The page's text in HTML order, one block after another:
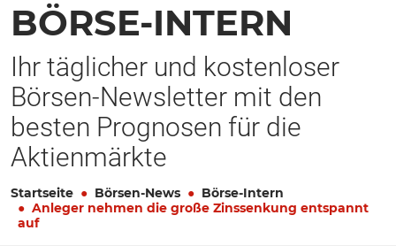
BÖRSE-INTERN
Ihr täglicher und kostenloser
Börsen-Newsletter mit den
besten Prognosen für die
Aktienmärkte
Startseite Börsen-News
Börse-Intern
Anleger nehmen die große Zinssenkung entspannt
auf